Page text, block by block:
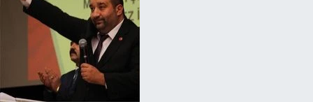
Süper Lig Puan Durumu ve Fikstür
Tüm Manşetler
Son Dakika Haberleri